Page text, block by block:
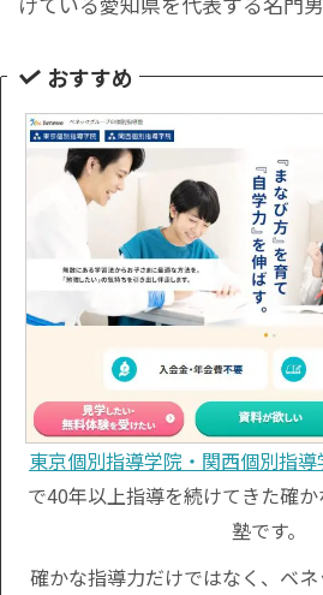
おすすめ
東京個別指導学院・関西個別指導
で40年以上指導を続けてきた確
塾です。
確かな指導力だけではなく、ベ